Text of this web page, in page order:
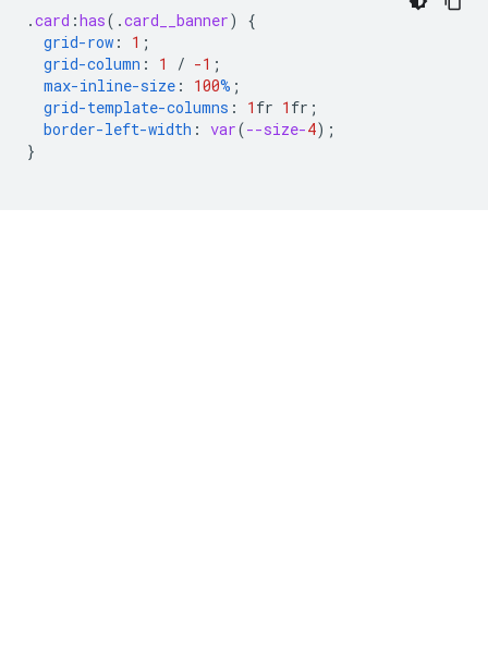
.card :has( .card__banner)
{
grid-row : 1 ;
grid-column : 1 / -1 ;
max-inline-size : 100% ;
grid-template-columns : 1 fr 1 fr ;
border-left-width : var(--size-4);
}